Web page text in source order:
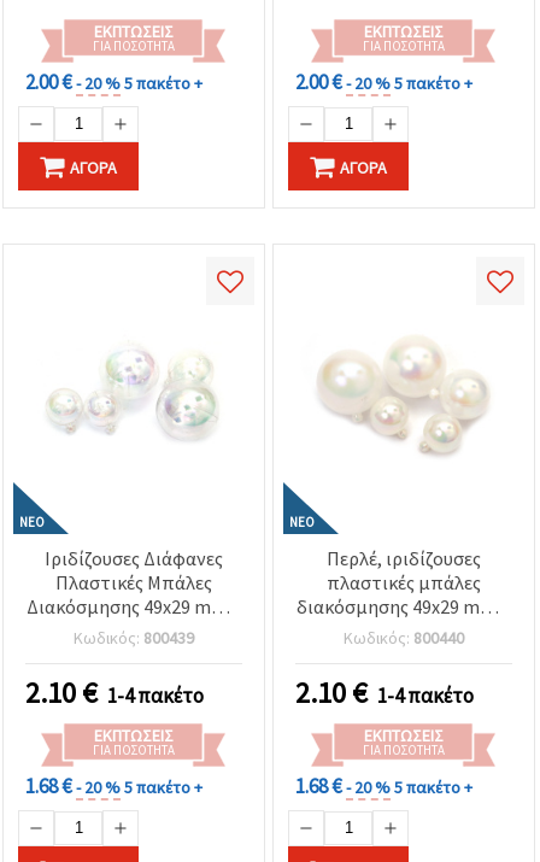
ΕΚΠΤΏΣΕΙΣ
ΓΙΑ ΠΟΣΌΤΗΤΑ
2.00 €- 20 %5 πακέτο +
ΑΓΟΡΆ
και Γιορτινές
Χειροτεχνίες
ΕΚΠΤΏΣΕΙΣ
ΓΙΑ ΠΟΣΌΤΗΤΑ
2.00 €- 20 %5 πακέτο +
ΑΓΟΡΆ
ΝΈΟ
Ιριδίζουσες Διάφανες
Πλαστικές Μπάλες
Διακόσμησης 49x29 mm –
Σετ 12 τεμαχίων (ασόρτι)
– Ιδανικές για στολισμό
πάρτι, ανθοσυνθέσεις και
δημιουργικές κατασκευές
(DIY)
Κωδικός: 800439
2.10€ 1-4 πακέτο
ΕΚΠΤΏΣΕΙΣ
ΓΙΑ ΠΟΣΌΤΗΤΑ
1.68 €- 20 %5 πακέτο +
ΝΈΟ
Περλέ, ιριδίζουσες
πλαστικές μπάλες
διακόσμησης 49x29 mm –
Σετ 12 τεμ. (ανάμικτα) –
Ιδανικές για διακόσμηση
πάρτι, ανθοσυνθέσεις και
DIY χειροτεχνίες
Κωδικός: 800440
2.10€ 1-4 πακέτο
ΕΚΠΤΏΣΕΙΣ
ΓΙΑ ΠΟΣΌΤΗΤΑ
1.68 €- 20 %5 πακέτο +